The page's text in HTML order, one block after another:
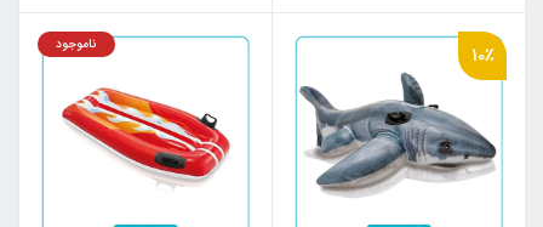
10٪ ناموجود